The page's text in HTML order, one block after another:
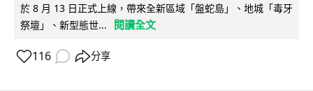
於 8 月 13 日正式上線，帶來全新區域「盤蛇島」、地城「毒牙
祭壇」、新型態世...
閱讀全文
116 分享